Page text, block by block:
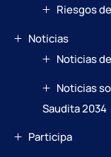
Riesgos
Noticias
Noticias
Noticias
Saudita 2034
Participa